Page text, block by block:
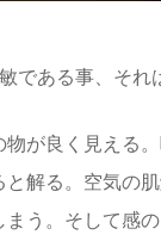
である事、それ
が良く見える
解る。空気の
う。そして感